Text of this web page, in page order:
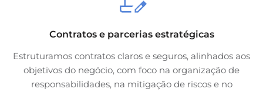
Contratos e parcerias estratégicas
Estruturamos contratos claros e seguros, alinhados aos
objetivos do negócio, com foco na organização de
responsabilidades, na mitigação de riscos e no